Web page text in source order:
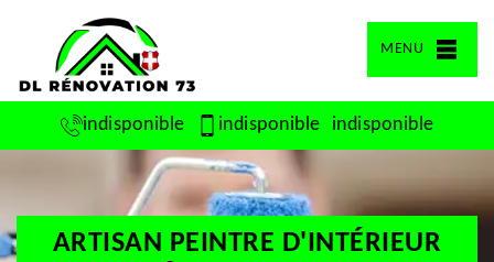
MENU
indisponible indisponible indisponible
ARTISAN PEINTRE D'INTÉRIEUR